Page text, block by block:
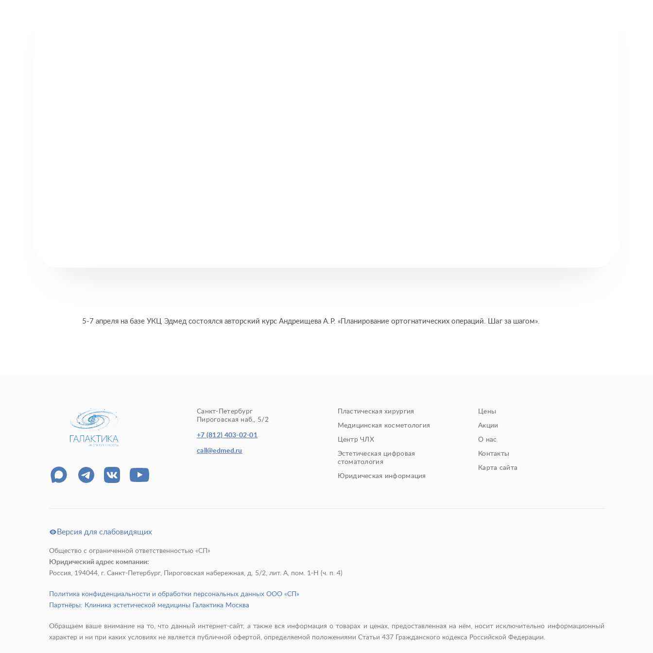
5-7 апреля на базе УКЦ Эдмед состоялся авторский курс Андреищева А.Р. «Планирование ортогнатических операций. Шаг за шагом».
Санкт-Петербург
Пироговская наб., 5/2
+7 (812) 403-02-01
call@edmed.ru
Пластическая хирургия
Медицинская косметология
Центр ЧЛХ
Эстетическая цифровая
стоматология
Юридическая информация
Цены
Акции
О нас
Контакты
Карта сайта
Версия для слабовидящих
Общество с ограниченной ответственностью «СП»
Юридический адрес компании:
Россия, 194044, г. Санкт-Петербург, Пироговская набережная, д. 5/2, лит. А, пом. 1-Н (ч. п. 4)
Политика конфиденциальности и обработки персональных данных ООО «СП»
Партнёры: Клиника эстетической медицины Галактика Москва
Обращаем ваше внимание на то, что данный интернет-сайт, а также вся информация о товарах и ценах, предоставленная на нём, носит исключительно информационный
характер и ни при каких условиях не является публичной офертой, определяемой положениями Статьи 437 Гражданского кодекса Российской Федерации.